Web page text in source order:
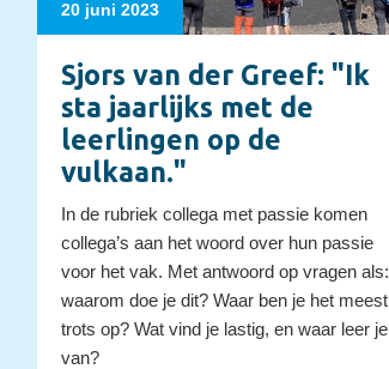
20 juni 2023
Sjors van der Greef: "Ik
sta jaarlijks met de
leerlingen op de
vulkaan."
In de rubriek collega met passie komen
collega’s aan het woord over hun passie
voor het vak. Met antwoord op vragen als:
waarom doe je dit? Waar ben je het meest
trots op? Wat vind je lastig, en waar leer je
van?